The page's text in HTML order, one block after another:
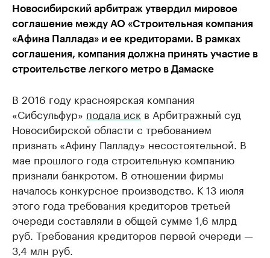
Новосибирский арбитраж утвердил мировое
соглашение между АО «Строительная компания
«Афина Паллада» и ее кредиторами. В рамках
соглашения, компания должна принять участие в
строительстве легкого метро в Дамаске
В 2016 году красноярская компания
«Сибсульфур» подала иск в Арбитражный суд
Новосибирской области с требованием
признать «Афину Палладу» несостоятельной. В
мае прошлого года строительную компанию
признали банкротом. В отношении фирмы
началось конкурсное производство. К 13 июля
этого года требования кредиторов третьей
очереди составляли в общей сумме 1,6 млрд
руб. Требования кредиторов первой очереди —
3,4 млн руб.